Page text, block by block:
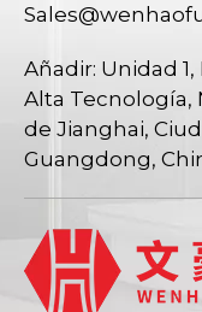
Añadir: Unidad
Alta Tecnología,
de Jianghai,
Guangdong,